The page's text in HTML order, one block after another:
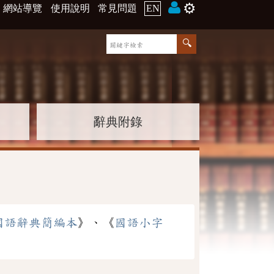
網站導覽 使用說明 常見問題 EN ⚙️
辭典附錄
語辭典簡編本》、《 國語小字